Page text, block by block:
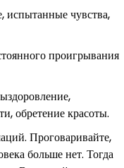
испытанные чувства,
проигрывания
обретение красоты.
Проговаривайте,
больше нет. Тогда